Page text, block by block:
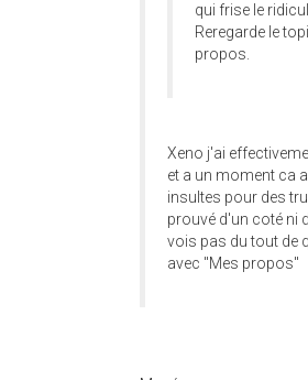
qui frise le
Reregarde le
propos.
Xeno j'ai
et a un moment ca
insultes pour des
prouvé d'un coté ni
vois pas du tout de
avec "Mes propos"